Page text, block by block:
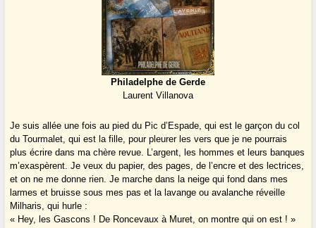
Philadelphe de Gerde
Laurent Villanova
Je suis allée une fois au pied du Pic d’Espade, qui est le garçon du col
du Tourmalet, qui est la fille, pour pleurer les vers que je ne pourrais
plus écrire dans ma chère revue. L’argent, les hommes et leurs banques
m’exaspèrent. Je veux du papier, des pages, de l’encre et des lectrices,
et on ne me donne rien. Je marche dans la neige qui fond dans mes
larmes et bruisse sous mes pas et la lavange ou avalanche réveille
Milharis, qui hurle :
« Hey, les Gascons ! De Roncevaux à Muret, on montre qui on est ! »